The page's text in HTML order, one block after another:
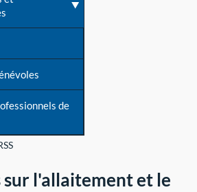
de
l'allaitement et le